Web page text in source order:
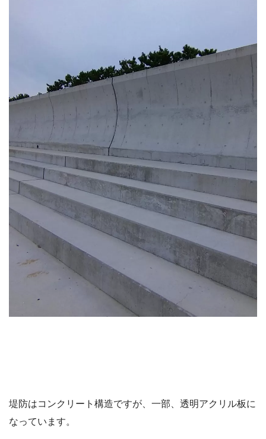
堤防はコンクリート構造ですが、一部、透明アクリル板に
なっています。